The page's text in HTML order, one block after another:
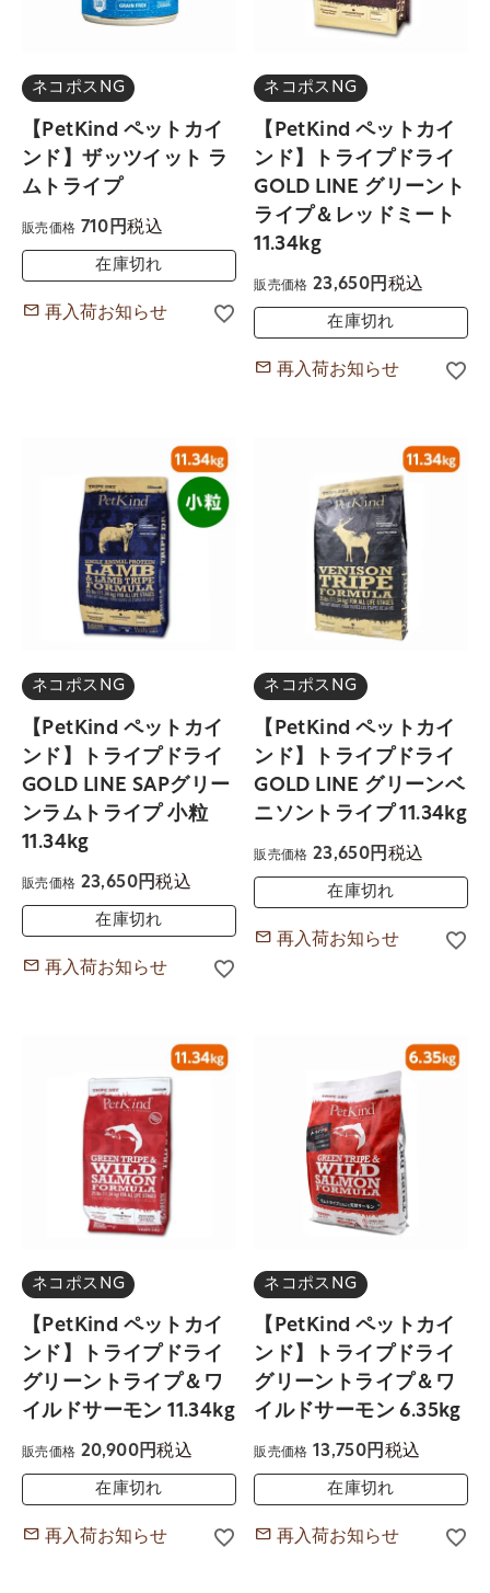
ネコポスNG
【PetKind ペットカイ
ンド】ザッツイット ラ
ムトライプ
販売価格 710 税込
在庫切れ
再入荷お知らせ
ネコポスNG
【PetKind ペットカイ
ンド】トライプドライ
GOLD LINE グリーント
ライプ＆レッドミート
11.34kg
販売価格 23,650 税込
在庫切れ
再入荷お知らせ
ネコポスNG
【PetKind ペットカイ
ンド】トライプドライ
GOLD LINE SAPグリー
ンラムトライプ 小粒
11.34kg
販売価格 23,650 税込
在庫切れ
再入荷お知らせ
ネコポスNG
【PetKind ペットカイ
ンド】トライプドライ
GOLD LINE グリーンベ
ニソントライプ 11.34kg
販売価格 23,650 税込
在庫切れ
再入荷お知らせ
ネコポスNG
【PetKind ペットカイ
ンド】トライプドライ
グリーントライプ＆ワ
イルドサーモン 11.34kg
販売価格 20,900 税込
在庫切れ
再入荷お知らせ
ネコポスNG
【PetKind ペットカイ
ンド】トライプドライ
グリーントライプ＆ワ
イルドサーモン 6.35kg
販売価格 13,750 税込
在庫切れ
再入荷お知らせ